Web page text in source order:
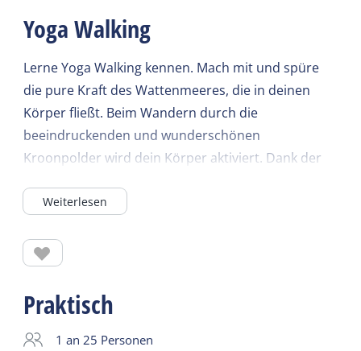
Yoga Walking
Lerne Yoga Walking kennen. Mach mit und spüre
die pure Kraft des Wattenmeeres, die in deinen
Körper fließt. Beim Wandern durch die
beeindruckenden und wunderschönen
Kroonpolder wird dein Körper aktiviert. Dank der
garantiert fitter, stärker und flexibler zurück.
Eine Yoga Walking-Einheit bringt Ausgeglichenheit.
Sie werden sich sofort fitter, glücklicher und
beweglicher fühlen. Während der Wanderung
machen Sie einfache und überraschende Übungen,
Weiterlesen
Praktisch
1 an 25 Personen